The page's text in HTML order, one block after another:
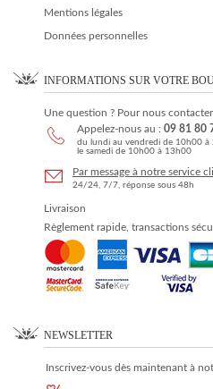
Mentions légales
Données personnelles
INFORMATIONS SUR VOTRE
Une question ? Pour nous
Appelez-nous au : 09 81 80
du lundi au vendredi de 10h00 à
le samedi de 10h00 à 13h00
Par message à notre service
24/24, 7/7, réponse sous 48h
Livraison
Règlement rapide, transactions
NEWSLETTER
Inscrivez-vous dès maintenant à